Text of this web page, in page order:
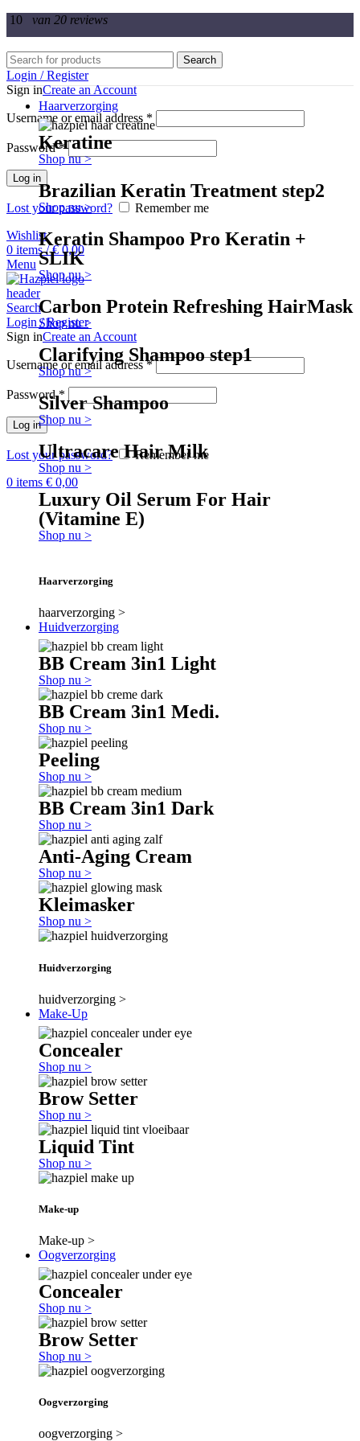
10 van 20 reviews
Search
Login / Register
Sign inCreate an Account
Username or email address *
Password*
Log in
Lost your password?
Remember me
Wishlist
0 items / €0,00
Menu
Search
Login / Register
Sign inCreate an Account
Username or email address*
Password*
Log in
Lost your password?
Remember me
0 items € 0,00
Haarverzorging
Keratine
Shop nu >
Brazilian Keratin Treatment step2
Shop nu >
Keratin Shampoo Pro Keratin +
SLIK
Shop nu >
Carbon Protein Refreshing HairMask
Shop nu >
Clarifying Shampoo step1
Shop nu >
Silver Shampoo
Shop nu >
Ultracare Hair Milk
Shop nu >
Luxury Oil Serum For Hair
(Vitamine E)
Shop nu >
Haarverzorging
haarverzorging >
Huidverzorging
BB Cream 3in1 Light
Shop nu >
BB Cream 3in1 Medi.
Shop nu >
Peeling
Shop nu >
BB Cream 3in1 Dark
Shop nu >
Anti-Aging Cream
Shop nu >
Kleimasker
Shop nu >
Huidverzorging
huidverzorging >
Make-Up
Concealer
Shop nu >
Brow Setter
Shop nu >
Liquid Tint
Shop nu >
Make-up
Make-up >
Oogverzorging
Concealer
Shop nu >
Brow Setter
Shop nu >
Oogverzorging
oogverzorging >